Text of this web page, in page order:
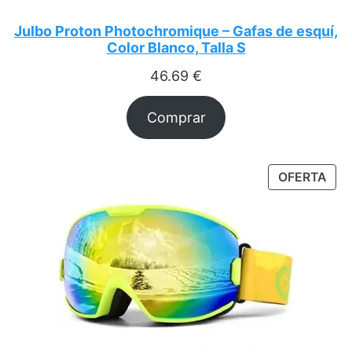
Julbo Proton Photochromique – Gafas de esquí,
Color Blanco, Talla S
46.69 €
Comprar
OFERTA
EN